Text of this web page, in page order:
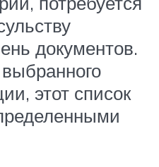
документов.
этот список